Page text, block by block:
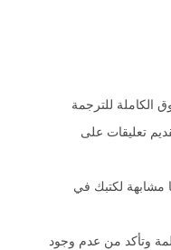
الكاملة للترجمة
تعليقات على
مشابهة لكتبك في
وتأكد من عدم وجود